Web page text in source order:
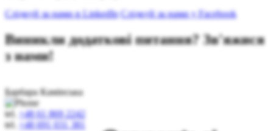
Слідкуй за нами в LinkedIn Слідкуй за нами у Facebook
Виникли додаткові питання? Зв'яжися
з нами!
Барбара Камінська
tel.
+48 61 869 2242
tel.
+48 691 031 381